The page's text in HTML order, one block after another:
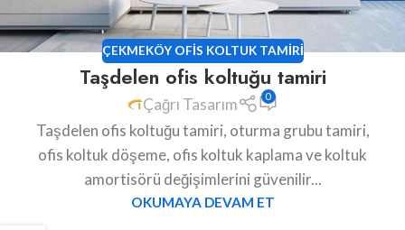
ÇEKMEKÖY OFIS KOLTUK TAMIRI
Taşdelen ofis koltuğu tamiri
Çağrı Tasarım 0
Taşdelen ofis koltuğu tamiri, oturma grubu tamiri,
ofis koltuk döşeme, ofis koltuk kaplama ve koltuk
amortisörü değişimlerini güvenilir...
OKUMAYA DEVAM ET